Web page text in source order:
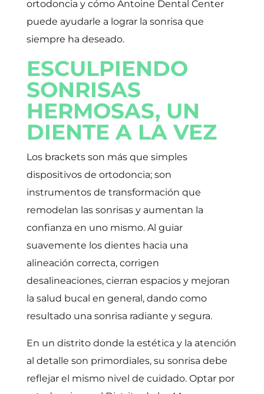
ortodoncia y cómo Antoine Dental Center
puede ayudarle a lograr la sonrisa que
siempre ha deseado.
ESCULPIENDO
SONRISAS
HERMOSAS, UN
DIENTE A LA VEZ
Los brackets son más que simples
dispositivos de ortodoncia; son
instrumentos de transformación que
remodelan las sonrisas y aumentan la
confianza en uno mismo. Al guiar
suavemente los dientes hacia una
alineación correcta, corrigen
desalineaciones, cierran espacios y mejoran
la salud bucal en general, dando como
resultado una sonrisa radiante y segura.
En un distrito donde la estética y la atención
al detalle son primordiales, su sonrisa debe
reflejar el mismo nivel de cuidado. Optar por